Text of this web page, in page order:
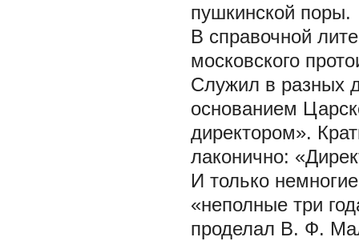
пушкинской поры.
В справочной
московского
Служил в разных
основанием
директором».
лаконично:
И только
«неполные три
проделал В. Ф.